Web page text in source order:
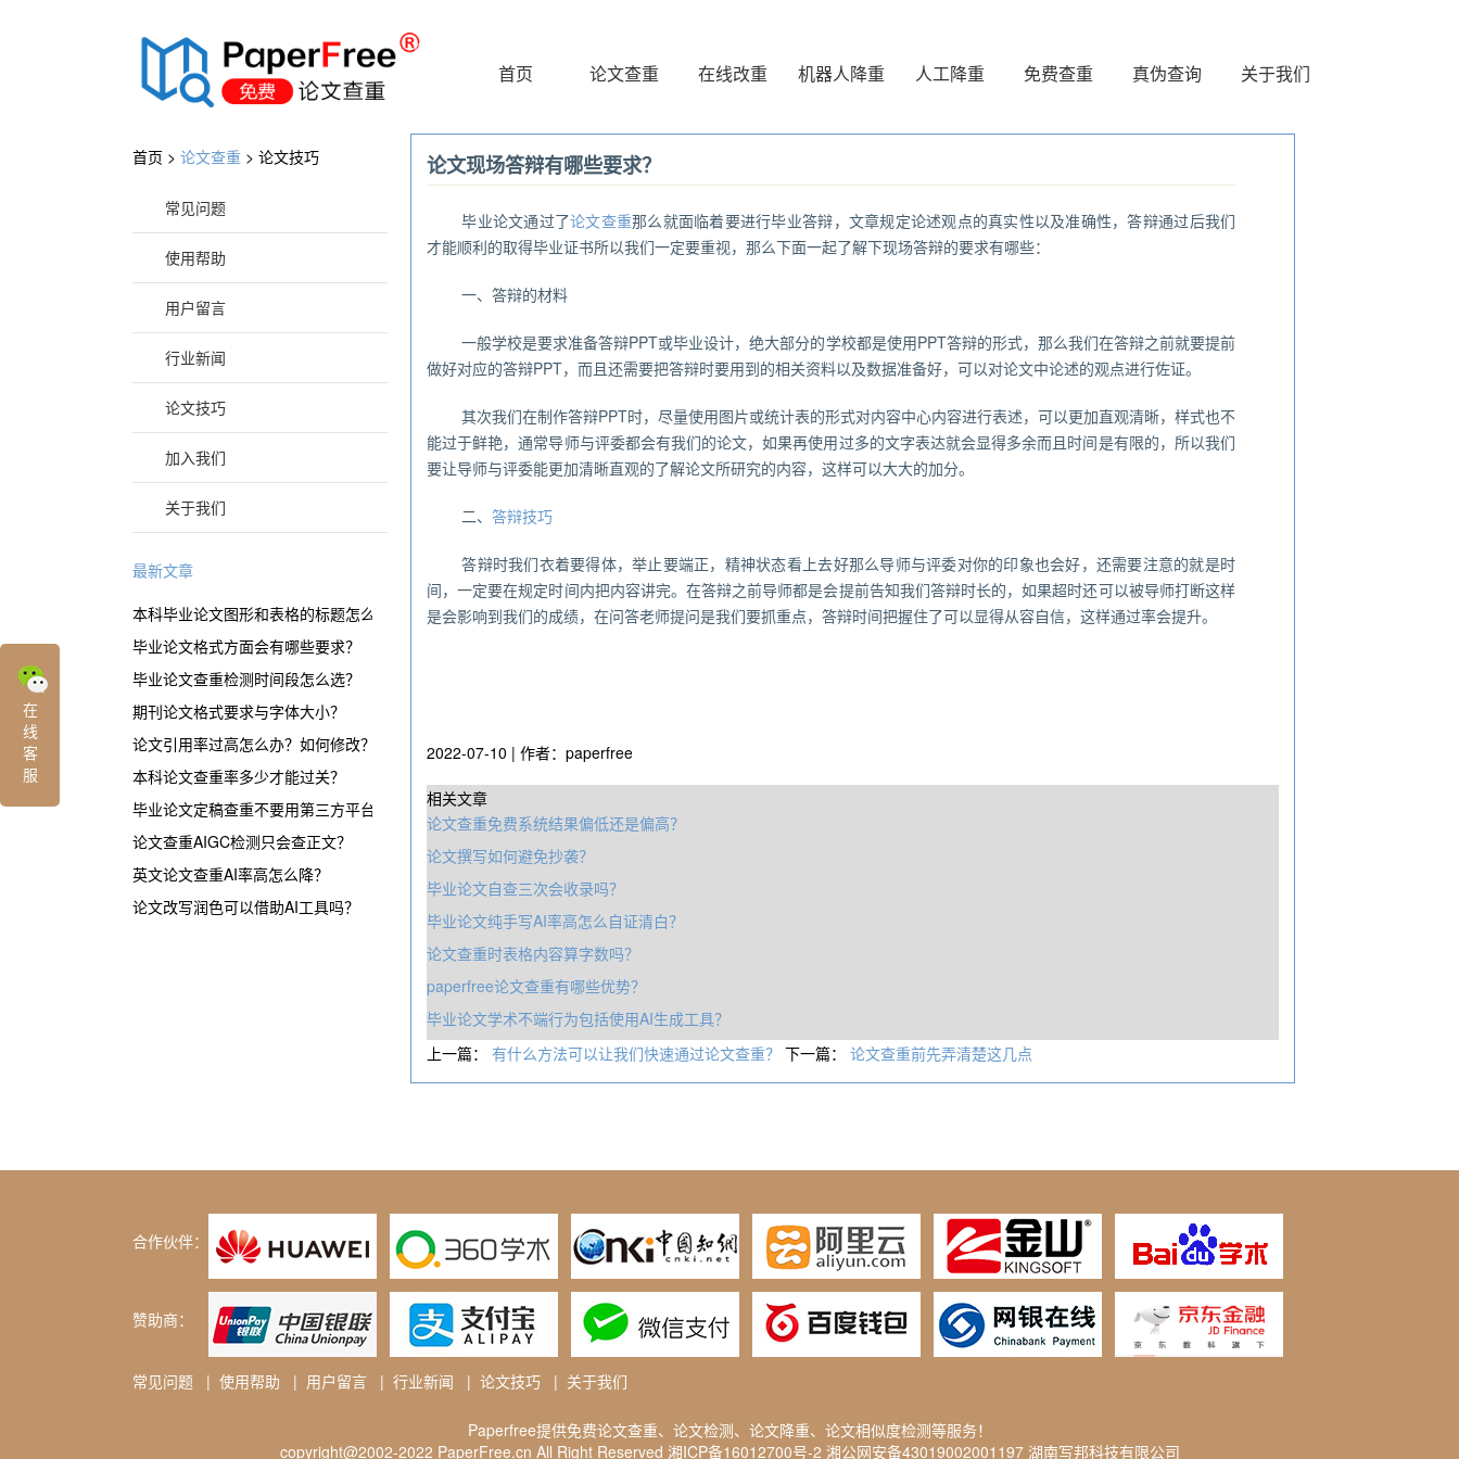
®
首页 论文查重 在线改重 机器人降重 人工降重 免费查重 真伪查询 关于我们
首页 > 论文查重 > 论文技巧
常见问题
使用帮助
用户留言
行业新闻
论文技巧
加入我们
关于我们
最新文章
本科毕业论文图形和表格的标题怎么表示？
毕业论文格式方面会有哪些要求？
毕业论文查重检测时间段怎么选？
期刊论文格式要求与字体大小？
论文引用率过高怎么办？如何修改？
本科论文查重率多少才能过关？
毕业论文定稿查重不要用第三方平台？
论文查重AIGC检测只会查正文？
英文论文查重AI率高怎么降？
论文改写润色可以借助AI工具吗？
论文现场答辩有哪些要求？
毕业论文通过了论文查重那么就面临着要进行毕业答辩，文章规定论述观点的真实性以及准确性，答辩通过后我们
才能顺利的取得毕业证书所以我们一定要重视，那么下面一起了解下现场答辩的要求有哪些：
一、答辩的材料
一般学校是要求准备答辩PPT或毕业设计，绝大部分的学校都是使用PPT答辩的形式，那么我们在答辩之前就要提前
做好对应的答辩PPT，而且还需要把答辩时要用到的相关资料以及数据准备好，可以对论文中论述的观点进行佐证。
其次我们在制作答辩PPT时，尽量使用图片或统计表的形式对内容中心内容进行表述，可以更加直观清晰，样式也不
能过于鲜艳，通常导师与评委都会有我们的论文，如果再使用过多的文字表达就会显得多余而且时间是有限的，所以我们
要让导师与评委能更加清晰直观的了解论文所研究的内容，这样可以大大的加分。
二、 答辩技巧
答辩时我们衣着要得体，举止要端正，精神状态看上去好那么导师与评委对你的印象也会好，还需要注意的就是时
间，一定要在规定时间内把内容讲完。在答辩之前导师都是会提前告知我们答辩时长的，如果超时还可以被导师打断这样
是会影响到我们的成绩，在问答老师提问是我们要抓重点，答辩时间把握住了可以显得从容自信，这样通过率会提升。
2022-07-10 | 作者：paperfree
相关文章
论文查重免费系统结果偏低还是偏高？
论文撰写如何避免抄袭？
毕业论文自查三次会收录吗？
毕业论文纯手写AI率高怎么自证清白？
论文查重时表格内容算字数吗？
paperfree论文查重有哪些优势？
毕业论文学术不端行为包括使用AI生成工具？
上一篇： 有什么方法可以让我们快速通过论文查重？ 下一篇： 论文查重前先弄清楚这几点
合作伙伴：
赞助商：
常见问题 | 使用帮助 | 用户留言 | 行业新闻 | 论文技巧 | 关于我们
Paperfree提供免费论文查重、论文检测、论文降重、论文相似度检测等服务！
copyright@2002-2022 PaperFree.cn All Right Reserved 湘ICP备16012700号-2 湘公网安备43019002001197 湖南写邦科技有限公司
在
线
客
服